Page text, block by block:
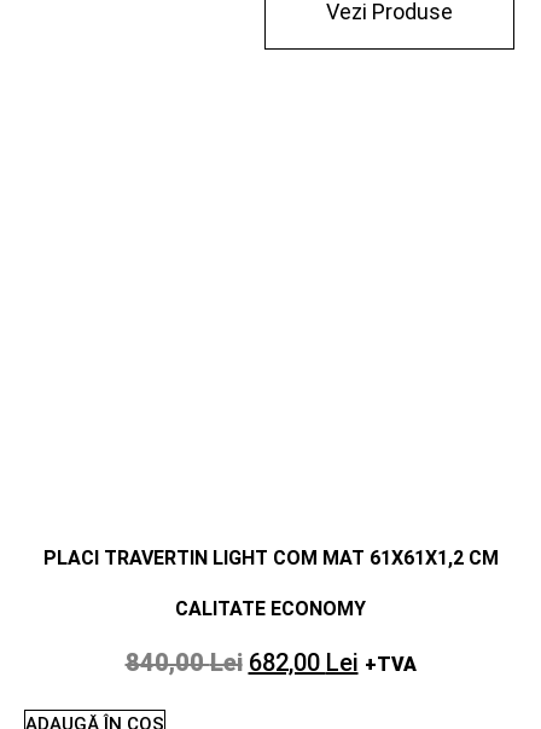
Vezi Produse
PLACI TRAVERTIN LIGHT COM MAT 61X61X1,2 CM
CALITATE ECONOMY
840,00Lei 682,00 Lei +TVA
ADAUGĂ ÎN COȘ